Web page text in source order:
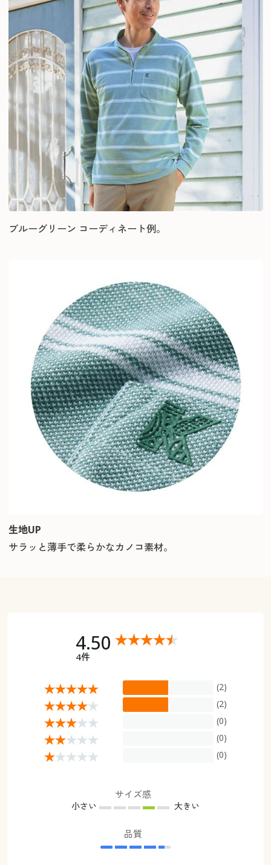
ブルーグリーン コーディネート例。
生地UP
サラッと薄手で柔らかなカノコ素材。
4.50
4件
(2)
(2)
(0)
(0)
(0)
サイズ感
小さい 大きい
品質